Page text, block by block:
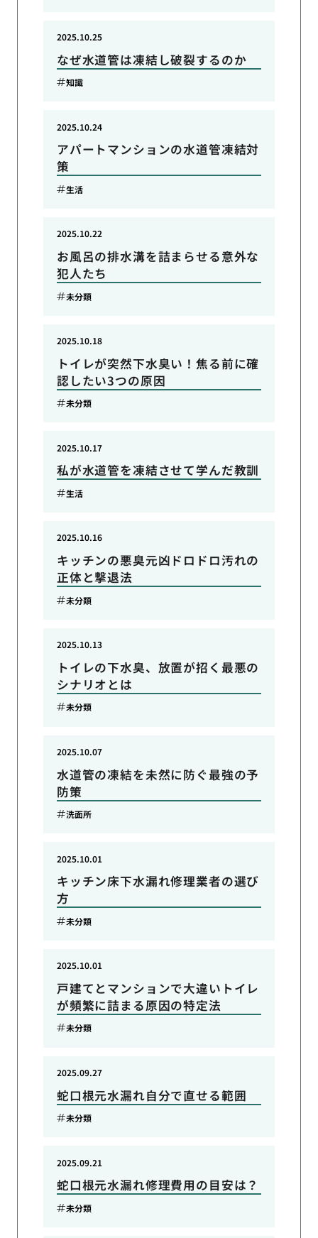
なぜ水道管は凍結し破裂するのか
2025.10.25
知識
アパートマンションの水道管凍結対
策
2025.10.24
生活
お風呂の排水溝を詰まらせる意外な
犯人たち
2025.10.22
未分類
トイレが突然下水臭い！焦る前に確
認したい3つの原因
2025.10.18
未分類
私が水道管を凍結させて学んだ教訓
2025.10.17
生活
キッチンの悪臭元凶ドロドロ汚れの
正体と撃退法
2025.10.16
未分類
トイレの下水臭、放置が招く最悪の
シナリオとは
2025.10.13
未分類
水道管の凍結を未然に防ぐ最強の予
防策
2025.10.07
洗面所
キッチン床下水漏れ修理業者の選び
方
2025.10.01
未分類
戸建てとマンションで大違いトイレ
が頻繁に詰まる原因の特定法
2025.10.01
未分類
蛇口根元水漏れ自分で直せる範囲
2025.09.27
未分類
蛇口根元水漏れ修理費用の目安は？
2025.09.21
未分類